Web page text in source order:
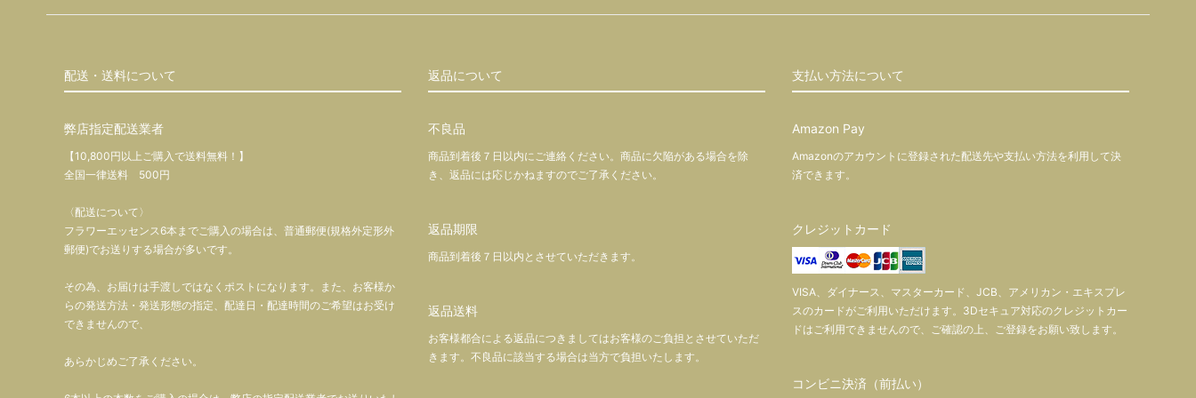
配送・送料について
弊店指定配送業者
【10,800円以上ご購入で送料無料！】
全国一律送料 500円
〈配送について〉
フラワーエッセンス6本までご購入の場合は、普通郵便(規格外定形外
郵便)でお送りする場合が多いです。
その為、お届けは手渡しではなくポストになります。また、お客様か
らの発送方法・発送形態の指定、配達日・配達時間のご希望はお受け
できませんので、
あらかじめご了承ください。
返品について
不良品
商品到着後７日以内にご連絡ください。商品に欠陥がある場合を除
き、返品には応じかねますのでご了承ください。
返品期限
商品到着後７日以内とさせていただきます。
返品送料
お客様都合による返品につきましてはお客様のご負担とさせていただ
きます。不良品に該当する場合は当方で負担いたします。
支払い方法について
Amazon Pay
Amazonのアカウントに登録された配送先や支払い方法を利用して決
済できます。
クレジットカード
VISA、ダイナース、マスターカード、JCB、アメリカン・エキスプレ
スのカードがご利用いただけます。3Dセキュア対応のクレジットカー
ドはご利用できませんので、ご確認の上、ご登録をお願い致します。
コンビニ決済（前払い）